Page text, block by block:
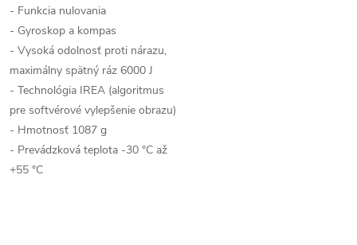
- Funkcia nulovania
- Gyroskop a kompas
- Vysoká odolnosť proti nárazu,
maximálny spätný ráz 6000 J
- Technológia IREA (algoritmus
pre softvérové vylepšenie obrazu)
- Hmotnosť 1087 g
- Prevádzková teplota -30 °C až
+55 °C